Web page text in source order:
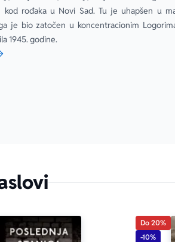
kod rođaka u Novi Sad. Tu je uhapšen u
je bio zatočen u koncentracionim
1945. godine.
Do 20%
-10%